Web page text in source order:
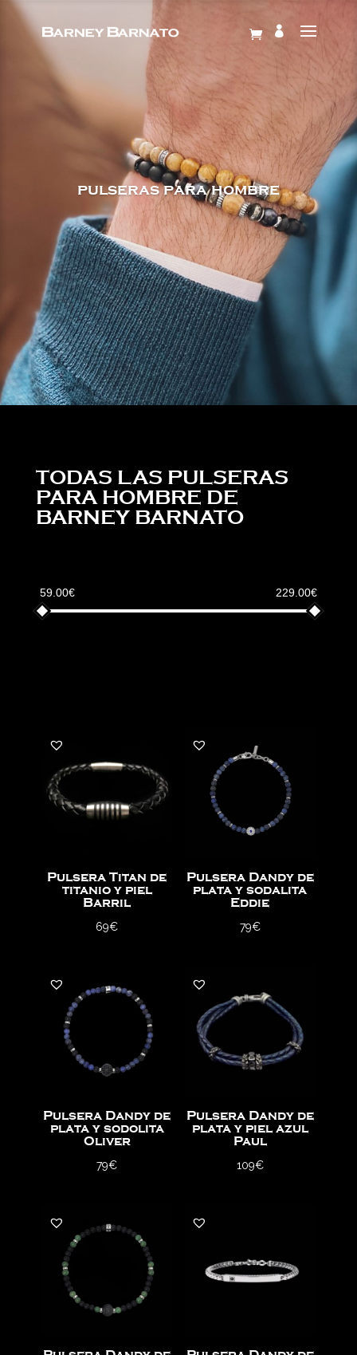
pulseras para hombre
TODAS LAS PULSERAS
PARA HOMBRE DE
BARNEY BARNATO
59.00€ 229.00€
Pulsera Titan de
titanio y piel
Barril
69€
Pulsera Dandy de
plata y sodalita
Eddie
79€
Pulsera Dandy de
plata y sodolita
Oliver
79€
Pulsera Dandy de
plata y piel azul
Paul
109€